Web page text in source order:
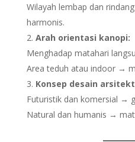
Wilayah lembap dan
harmonis.
Arah orientasi kanopi:
Menghadap matahari
Area teduh atau indoor →
Konsep desain
Futuristik dan komersial →
Natural dan humanis →